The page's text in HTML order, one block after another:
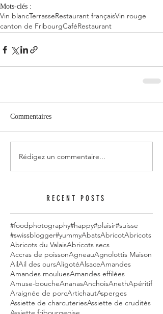
Mots-clés :
Vin blancTerrasseRestaurant françaisVin rouge
canton de FribourgCaféRestaurant
Commentaires
Rédigez un commentaire...
RECENT POSTS
#foodphotography#happy#plaisir#suisse
#swissblogger#yummyAbatsAbricotAbricots
Abricots du ValaisAbricots secs
Accras de poissonAgneauAgnolottis Maison
AilAil des oursAligotéAlsaceAmandes
Amandes mouluesAmandes effilées
Amuse-boucheAnanasAnchoisAnethApéritif
Araignée de porcArtichautAsperges
Assiette de charcuteriesAssiette de crudités